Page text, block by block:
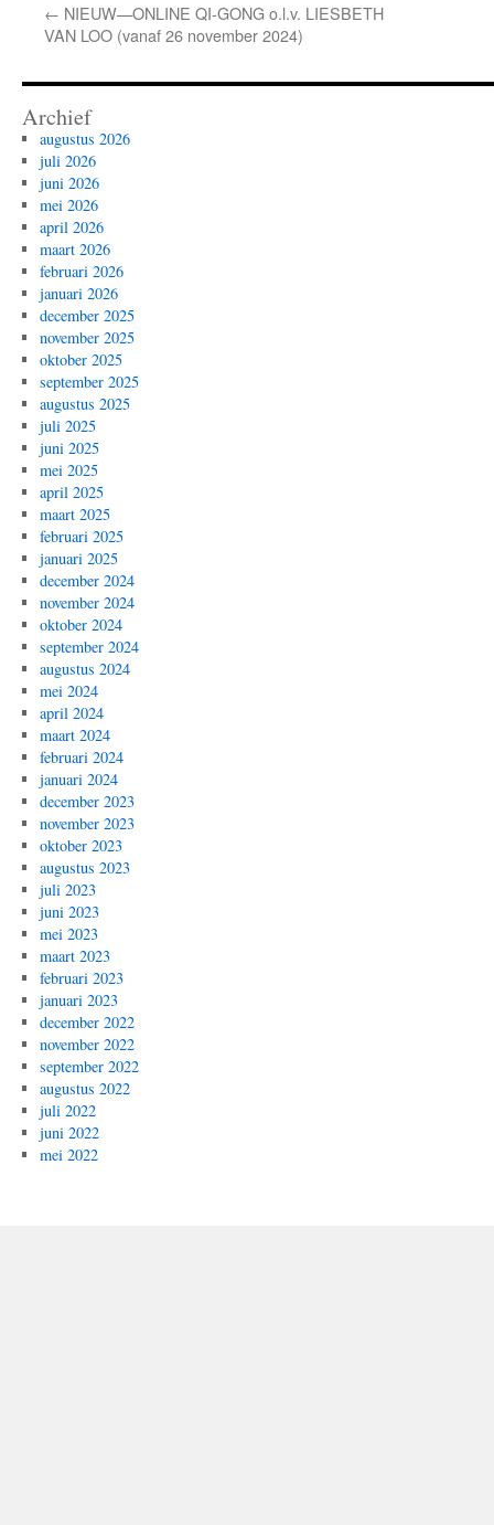
← NIEUW—ONLINE QI-GONG o.l.v. LIESBETH
VAN LOO (vanaf 26 november 2024)
Archief
augustus 2026
juli 2026
juni 2026
mei 2026
april 2026
maart 2026
februari 2026
januari 2026
december 2025
november 2025
oktober 2025
september 2025
augustus 2025
juli 2025
juni 2025
mei 2025
april 2025
maart 2025
februari 2025
januari 2025
december 2024
november 2024
oktober 2024
september 2024
augustus 2024
mei 2024
april 2024
maart 2024
februari 2024
januari 2024
december 2023
november 2023
oktober 2023
augustus 2023
juli 2023
juni 2023
mei 2023
maart 2023
februari 2023
januari 2023
december 2022
november 2022
september 2022
augustus 2022
juli 2022
juni 2022
mei 2022